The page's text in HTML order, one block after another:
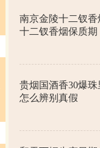
南京金陵十二钗
十二钗香烟保质期
贵烟国酒香30爆
怎么辨别真假